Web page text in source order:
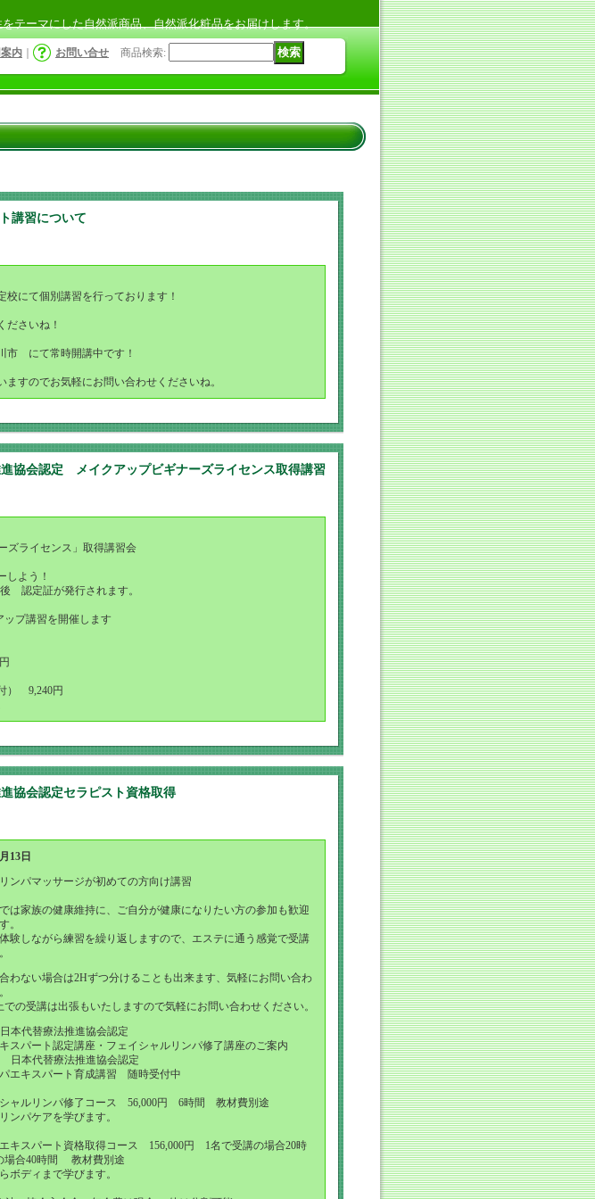
ーマにした自然派商品、自然派化粧品をお届けします。
内 お問い合せ 商品検索:
講習について
にて個別講習を行っております！
ださいね！
にて常時開講中です！
すのでお気軽にお問い合わせくださいね。
協会認定 メイクアップビギナーズライセンス取得講習
ズライセンス」取得講習会
よう！
認定証が発行されます。
プ講習を開催します
9,240円
協会認定セラピスト資格取得
13日
ンパマッサージが初めての方向け講習
は家族の健康維持に、ご自分が健康になりたい方の参加も歓迎
。
験しながら練習を繰り返しますので、エステに通う感覚で受講
わない場合は2Hずつ分けることも出来ます、気軽にお問い合わ
での受講は出張もいたしますので気軽にお問い合わせください。
本代替療法推進協会認定
スパート認定講座・フェイシャルリンパ修了講座のご案内
日本代替療法推進協会認定
キスパート育成講習 随時受付中
ャルリンパ修了コース 56,000円 6時間 教材費別途
ンパケアを学びます。
キスパート資格取得コース 156,000円 1名で受講の場合20時
合40時間 教材費別途
ボディまで学びます。